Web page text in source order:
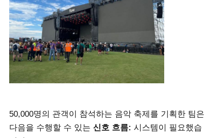
비디오
VR 쇼
회사 소개
공장 견학
50,000명의 관객이 참석하는 음악 축제를 기획한 팀은
다음을 수행할 수 있는신호 흐름: 시스템이 필요했습